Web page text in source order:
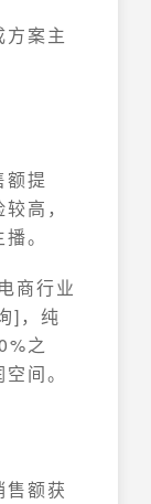
案主
额提
高，
。
商行业
]，纯
之
间。
额获